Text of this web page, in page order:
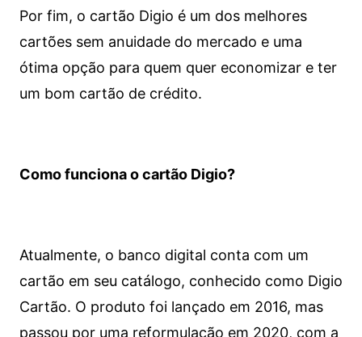
Por fim, o cartão Digio é um dos melhores
cartões sem anuidade do mercado e uma
ótima opção para quem quer economizar e ter
um bom cartão de crédito.
Como funciona o cartão Digio?
Atualmente, o banco digital conta com um
cartão em seu catálogo, conhecido como Digio
Cartão. O produto foi lançado em 2016, mas
passou por uma reformulação em 2020, com a